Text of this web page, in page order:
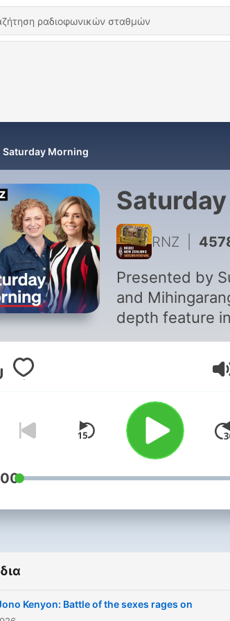
Saturday Morning
RNZ 4578 - Jono
Presented by
and Mihingarangi
depth feature
current affairs
across a broad
Kenyon: Battle of the sexes rages on